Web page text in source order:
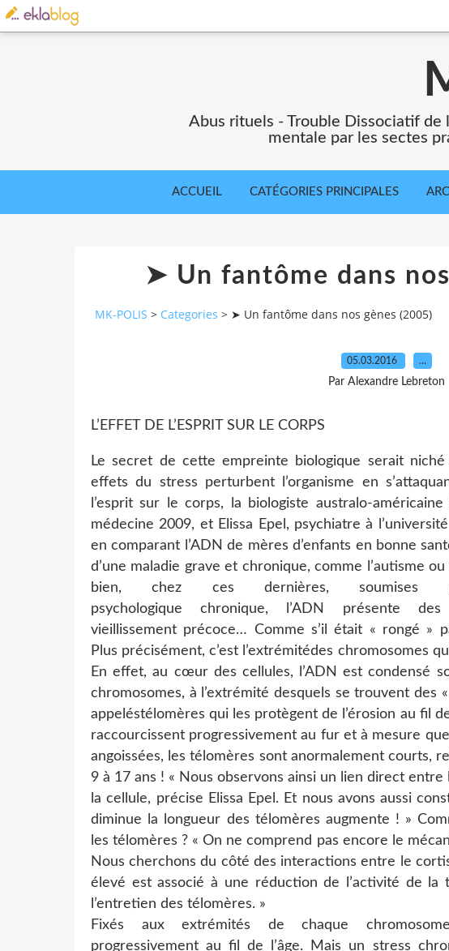
Abus rituels - Trouble Dissociatif
mentale par les sectes
ACCUEIL CATÉGORIES PRINCIPALES
➤ Un fantôme dans
MK-POLIS > Categories > ➤ Un fantôme dans nos gènes (2005)
05.03.2016 …
Par Alexandre Lebreton
L’EFFET DE L’ESPRIT SUR LE CORPS
Le secret de cette empreinte biologique serait
effets du stress perturbent l’organisme en
l’esprit sur le corps, la biologiste australo-
médecine 2009, et Elissa Epel, psychiatre à
en comparant l’ADN de mères d’enfants en bonne
d’une maladie grave et chronique, comme l’autisme
bien, chez ces dernières, soumises
psychologique chronique, l’ADN présente
vieillissement précoce… Comme s’il était « rongé »
Plus précisément, c’est l’extrémitédes chromosomes
En effet, au cœur des cellules, l’ADN est condensé
chromosomes, à l’extrémité desquels se trouvent des
appeléstélomères qui les protègent de l’érosion au fil
raccourcissent progressivement au fur et à mesure
angoissées, les télomères sont anormalement courts,
9 à 17 ans ! « Nous observons ainsi un lien direct
la cellule, précise Elissa Epel. Et nous avons aussi
diminue la longueur des télomères augmente ! »
les télomères ? « On ne comprend pas encore le
Nous cherchons du côté des interactions entre le
élevé est associé à une réduction de l’activité de la
l’entretien des télomères. »
Fixés aux extrémités de chaque
progressivement au fil de l’âge. Mais un stress